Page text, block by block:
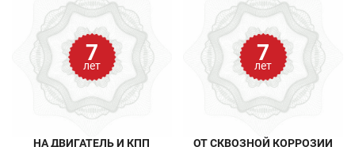
7
лет
НА ДВИГАТЕЛЬ И КПП
7
лет
ОТ СКВОЗНОЙ КОРРОЗИИ